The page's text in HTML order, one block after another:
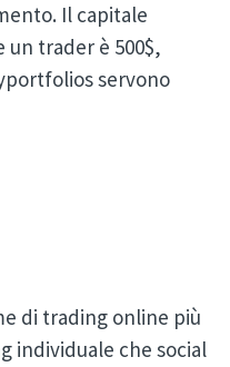
Il capitale
trader è 500$,
servono
di trading online più
individuale che social